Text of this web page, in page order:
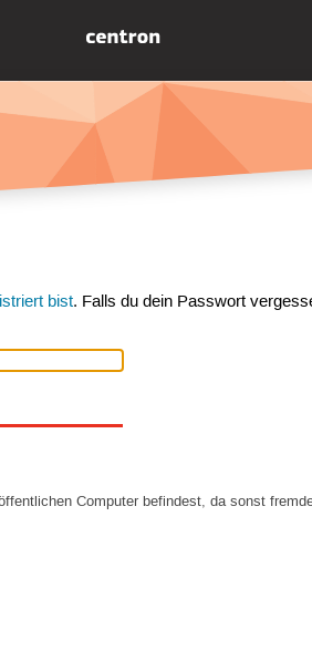
bist. Falls du dein Passwort
Computer befindest, da sonst